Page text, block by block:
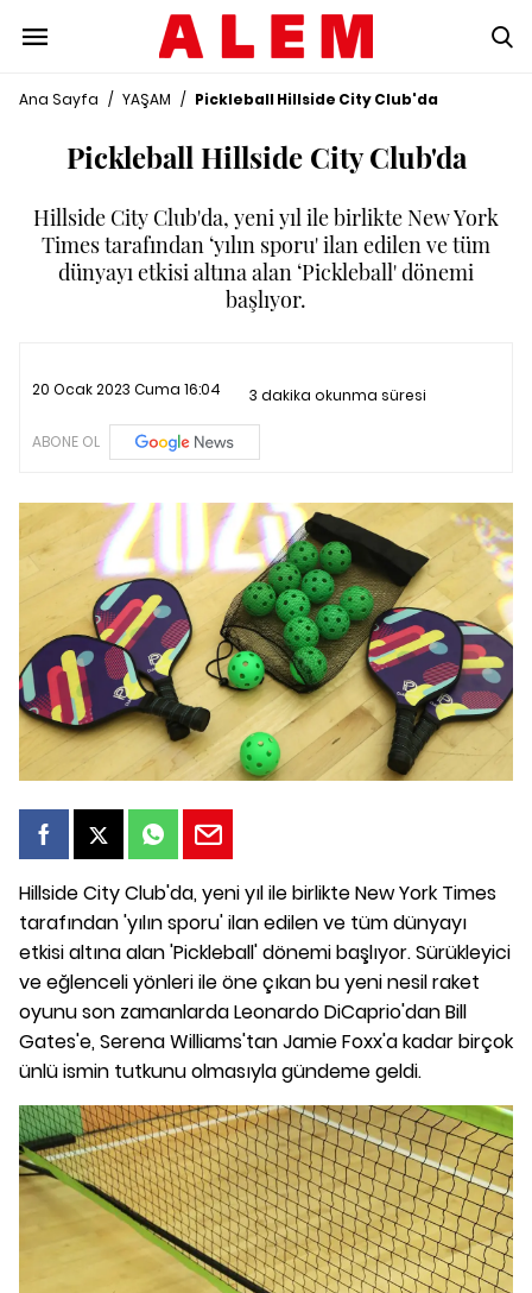
Ana Sayfa / YAŞAM / Pickleball Hillside City Club'da
Pickleball Hillside City Club'da
Hillside City Club'da, yeni yıl ile birlikte New York
Times tarafından ‘yılın sporu' ilan edilen ve tüm
dünyayı etkisi altına alan ‘Pickleball' dönemi
başlıyor.
20 Ocak 2023 Cuma 16:04 3 dakika okunma süresi
ABONE OL
Hillside City Club'da, yeni yıl ile birlikte New York Times
tarafından 'yılın sporu' ilan edilen ve tüm dünyayı
etkisi altına alan 'Pickleball' dönemi başlıyor. Sürükleyici
ve eğlenceli yönleri ile öne çıkan bu yeni nesil raket
oyunu son zamanlarda Leonardo DiCaprio'dan Bill
Gates'e, Serena Williams'tan Jamie Foxx'a kadar birçok
ünlü ismin tutkunu olmasıyla gündeme geldi.